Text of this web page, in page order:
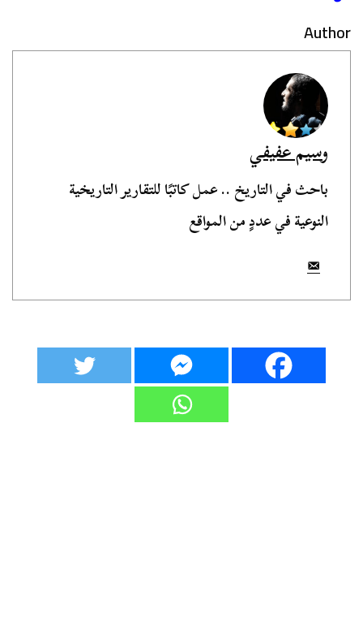
Author
وسيم عفيفي
باحث في التاريخ .. عمل كاتبًا للتقارير التاريخية
النوعية في عددٍ من المواقع